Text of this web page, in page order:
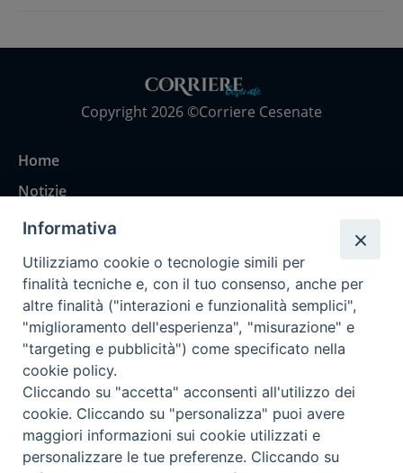
Copyright 2026 ©Corriere Cesenate
Home
Notizie
Rubriche
Chi siamo
Come abbonarsi
Contatti
Informativa
Utilizziamo cookie o tecnologie simili per
finalità tecniche e, con il tuo consenso, anche per
altre finalità ("interazioni e funzionalità semplici",
"miglioramento dell'esperienza", "misurazione" e
"targeting e pubblicità") come specificato nella
cookie policy.
Cliccando su "accetta" acconsenti all'utilizzo dei
cookie. Cliccando su "personalizza" puoi avere
maggiori informazioni sui cookie utilizzati e
personalizzare le tue preferenze. Cliccando su